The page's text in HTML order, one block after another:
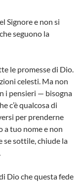
Signore e non si
seguono la
le promesse di Dio.
celesti. Ma non
i pensieri — bisogna
c’è qualcosa di
per prenderne
a tuo nome e non
se sottile, chiude la
Dio che questa fede